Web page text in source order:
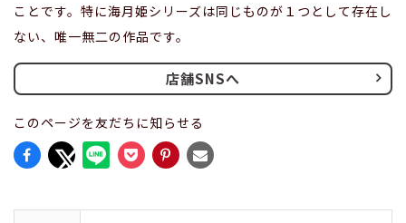
ことです。特に海月姫シリーズは同じものが１つとして存在し
ない、唯一無二の作品です。
店舗SNSへ
このページを友だちに知らせる